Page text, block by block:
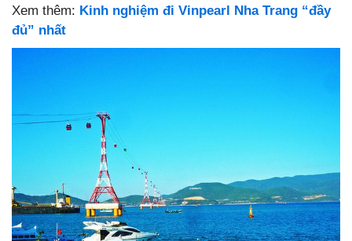
Xem thêm: Kinh nghiệm đi Vinpearl Nha Trang “đầy
đủ” nhất